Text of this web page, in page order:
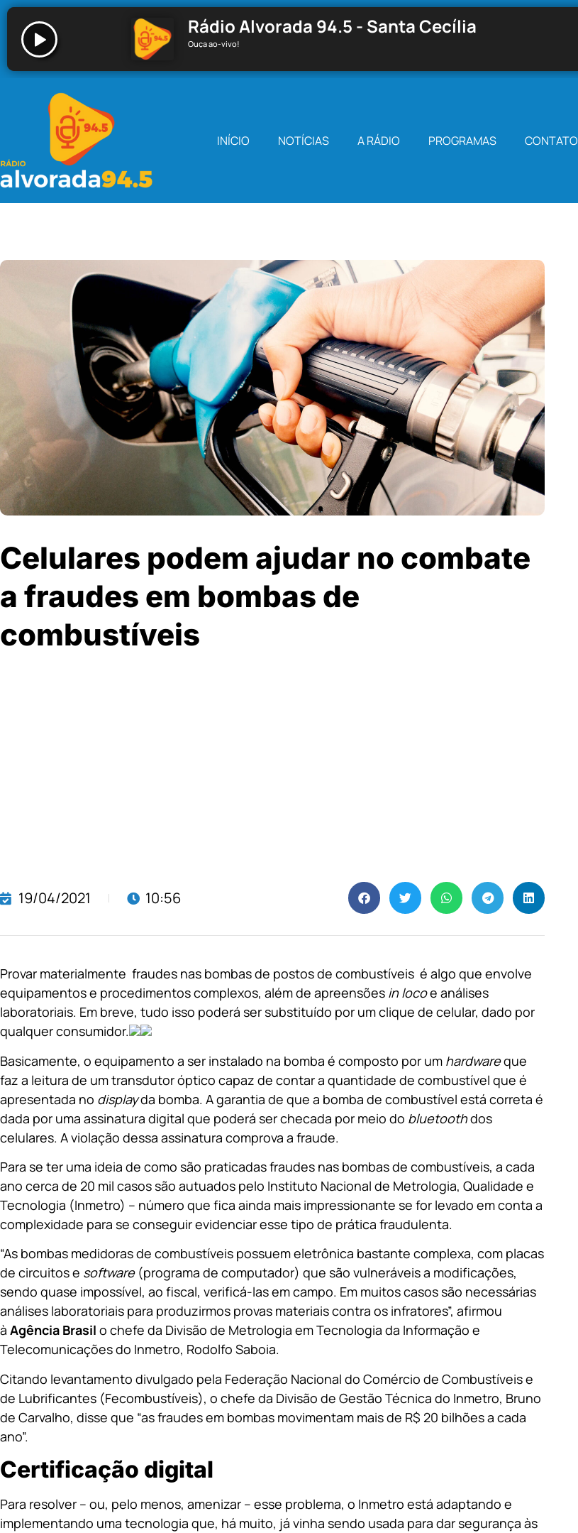
Rádio Alvorada 94.5 - Santa Cecília
Ouça ao-vivo!
Rádio Alvorada 94.5 - Santa Cecília
INÍCIO NOTÍCIAS A RÁDIO PROGRAMAS CONTATO
Celulares podem ajudar no combate
a fraudes em bombas de
combustíveis
19/04/2021 10:56
Provar materialmente fraudes nas bombas de postos de combustíveis é algo que envolve
equipamentos e procedimentos complexos, além de apreensões in locoe análises
laboratoriais. Em breve, tudo isso poderá ser substituído por um clique de celular, dado por
qualquer consumidor.
Basicamente, o equipamento a ser instalado na bomba é composto por um hardwareque
faz a leitura de um transdutor óptico capaz de contar a quantidade de combustível que é
apresentada no displayda bomba. A garantia de que a bomba de combustível está correta é
dada por uma assinatura digital que poderá ser checada por meio do bluetoothdos
celulares. A violação dessa assinatura comprova a fraude.
Para se ter uma ideia de como são praticadas fraudes nas bombas de combustíveis, a cada
ano cerca de 20 mil casos são autuados pelo Instituto Nacional de Metrologia, Qualidade e
Tecnologia (Inmetro) – número que fica ainda mais impressionante se for levado em conta a
complexidade para se conseguir evidenciar esse tipo de prática fraudulenta.
“As bombas medidoras de combustíveis possuem eletrônica bastante complexa, com placas
de circuitos e software(programa de computador) que são vulneráveis a modificações,
sendo quase impossível, ao fiscal, verificá-las em campo. Em muitos casos são necessárias
análises laboratoriais para produzirmos provas materiais contra os infratores”, afirmou
à Agência Brasil o chefe da Divisão de Metrologia em Tecnologia da Informação e
Telecomunicações do Inmetro, Rodolfo Saboia.
Citando levantamento divulgado pela Federação Nacional do Comércio de Combustíveis e
de Lubrificantes (Fecombustíveis), o chefe da Divisão de Gestão Técnica do Inmetro, Bruno
de Carvalho, disse que “as fraudes em bombas movimentam mais de R$ 20 bilhões a cada
ano”.
Certificação digital
Para resolver – ou, pelo menos, amenizar – esse problema, o Inmetro está adaptando e
implementando uma tecnologia que, há muito, já vinha sendo usada para dar segurança às